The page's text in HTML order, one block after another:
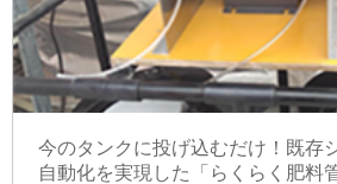
今のタンクに投げ込むだけ！既存
自動化を実現した「らくらく肥料